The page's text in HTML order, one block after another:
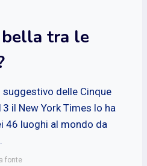
tra le
suggestivo delle Cinque
il New York Times lo ha
46 luoghi al mondo da
fonte